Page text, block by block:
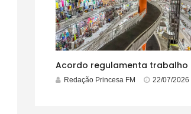
Redação Princesa FM 22/07/2026